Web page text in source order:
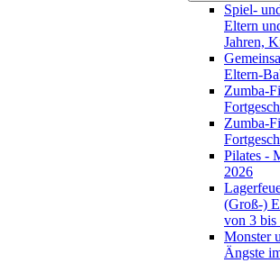
Spiel-
Eltern
Jahren,
Eltern-
Zumba-
Zumba-
Pilates -
2026
(Groß-)
von 3 bis
Monster
Ängste